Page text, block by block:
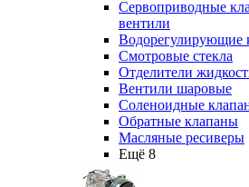
Сервоприводные
вентили
Водорегулирующие
Смотровые стекла
Отделители
Вентили шаровые
Соленоидные
Обратные клапаны
Масляные ресиверы
Ещё 8